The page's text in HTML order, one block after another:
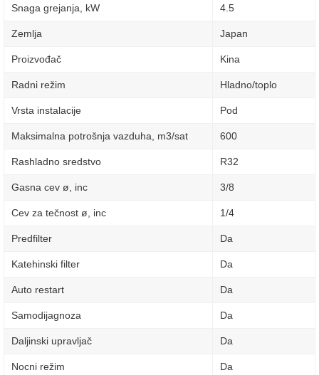
Snaga grejanja, kW 4.5
Zemlja Japan
Proizvođač Kina
Radni režim Hladno/toplo
Vrsta instalacije Pod
Maksimalna potrošnja vazduha, m3/sat 600
Rashladno sredstvo R32
Gasna cev ø, inc 3/8
Cev za tečnost ø, inc 1/4
Predfilter Da
Katehinski filter Da
Auto restart Da
Samodijagnoza Da
Daljinski upravljač Da
Nocni režim Da